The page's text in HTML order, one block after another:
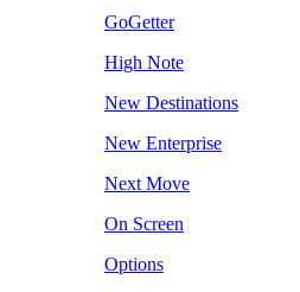
GoGetter
High Note
New Destinations
New Enterprise
Next Move
On Screen
Options